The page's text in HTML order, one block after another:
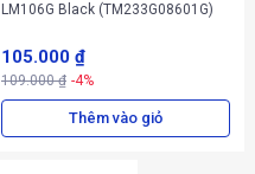
LM106G Black (TM233G08601G)
105.000 ₫
109.000 ₫ -4%
Thêm vào giỏ